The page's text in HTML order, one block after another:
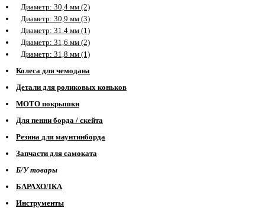
Диаметр: 30,4 мм (2)
Диаметр: 30,9 мм (3)
Диаметр: 31.4 мм (1)
Диаметр: 31,6 мм (2)
Диаметр: 31,8 мм (1)
Колеса для чемодана
Детали для роликовых коньков
МОТО покрышки
Для пенни борда / скейта
Резина для маунтинборда
Запчасти для самоката
Б/У товары
БАРАХОЛКА
Инструменты